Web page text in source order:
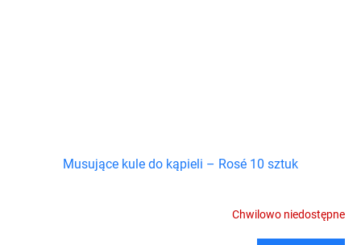
Musujące kule do kąpieli – Rosé 10 sztuk
Chwilowo niedostępne